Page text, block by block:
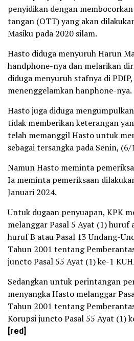
penyidikan dengan
tangan (OTT) yang akan
Masiku pada 2020 silam.
Hasto diduga menyuruh Harun
handphone-nya dan melarikan
diduga menyuruh stafnya di
menenggelamkan hanphone-nya.
Hasto juga diduga
tidak memberikan keterangan
telah memanggil Hasto untuk
sebagai tersangka pada ‎Senin,
Namun Hasto meminta
Ia meminta pemeriksaan
Januari 2024.
‎Untuk dugaan penyuapan, KPK
melanggar Pasal 5 Ayat (1) huruf
huruf B atau Pasal 13 Undang-
Tahun 2001 tentang
juncto Pasal 55 Ayat (1) ke-1
Sedangkan untuk perintangan
menyangka Hasto melanggar
Tahun 2001 tentang
Korupsi juncto Pasal 55 Ayat (1)
[red]